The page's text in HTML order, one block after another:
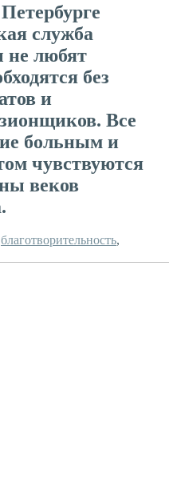
служба
любят
без
и
Все
больным и
чувствуются
веков
благотворительность,